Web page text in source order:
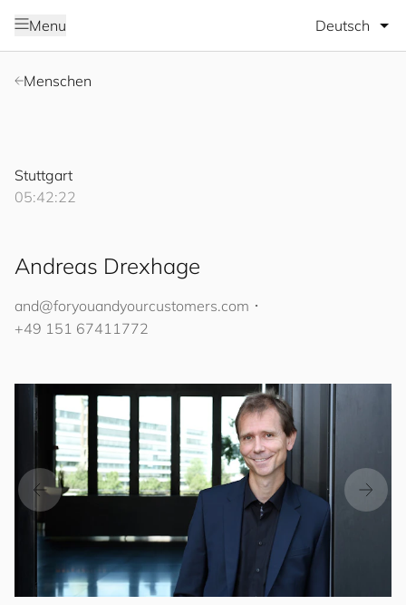
Menu Sprache
Menschen
Stuttgart
05:42:23
Andreas Drexhage
and@foryouandyourcustomers.com ･
+49 151 67411772